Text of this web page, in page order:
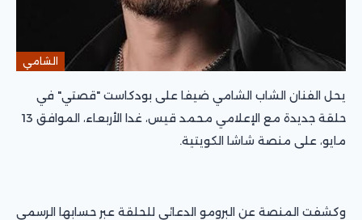
الشامي
يحل الفنان الشاب الشامي ضيفا على بودكاست "قصتي" في
حلقة جديدة مع الإعلامي محمد قيس، غدا الأربعاء، الموافق 13
مايو، على منصة شاشا الكويتية.
وكشفت المنصة عن البرومو الدعائي للحلقة عبر حسابها الرسمي